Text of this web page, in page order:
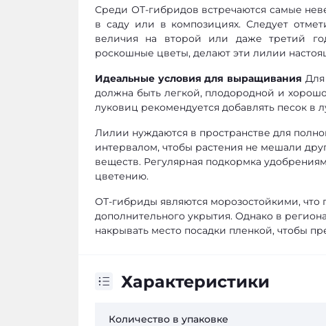
Среди ОТ-гибридов встречаются самые
в саду или в композициях. Следует
величия на второй или даже третий
роскошные цветы, делают эти лилии
Идеальные условия для выращивания Для
должна быть легкой, плодородной и
луковиц рекомендуется добавлять песок в
Лилии нуждаются в пространстве для
интервалом, чтобы растения не мешали
веществ. Регулярная подкормка
цветению.
ОТ-гибриды являются морозостойкими,
дополнительного укрытия. Однако в
накрывать место посадки пленкой, чтобы
Характеристики
Количество в упаковке